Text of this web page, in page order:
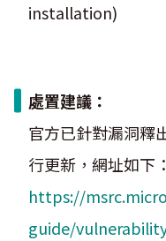
installation)
處置建議：
官方已針對漏洞釋
行更新，網址如下：
https://
guide/